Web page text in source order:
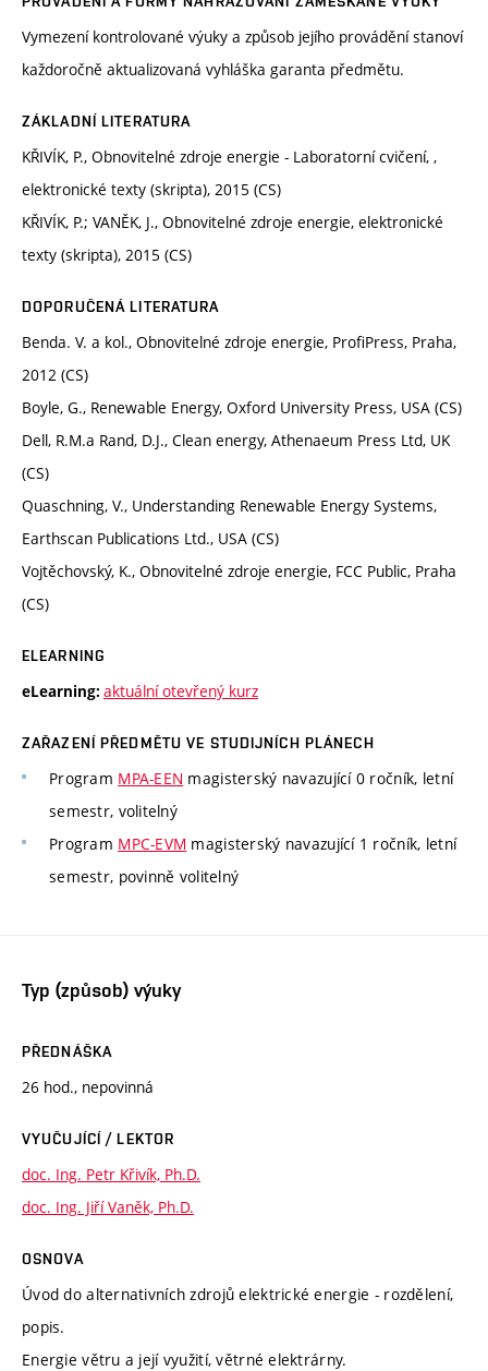
Vymezení kontrolované výuky a způsob jejího provádění stanoví
každoročně aktualizovaná vyhláška garanta předmětu.
ZÁKLADNÍ LITERATURA
KŘIVÍK, P., Obnovitelné zdroje energie - Laboratorní cvičení, ,
elektronické texty (skripta), 2015 (CS)
KŘIVÍK, P.; VANĚK, J., Obnovitelné zdroje energie, elektronické
texty (skripta), 2015 (CS)
DOPORUČENÁ LITERATURA
Benda. V. a kol., Obnovitelné zdroje energie, ProfiPress, Praha,
2012 (CS)
Boyle, G., Renewable Energy, Oxford University Press, USA (CS)
Dell, R.M.a Rand, D.J., Clean energy, Athenaeum Press Ltd, UK
(CS)
Quaschning, V., Understanding Renewable Energy Systems,
Earthscan Publications Ltd., USA (CS)
Vojtěchovský, K., Obnovitelné zdroje energie, FCC Public, Praha
(CS)
ELEARNING
eLearning: aktuální otevřený kurz
ZAŘAZENÍ PŘEDMĚTU VE STUDIJNÍCH PLÁNECH
Program MPA-EEN magisterský navazující 0 ročník, letní
semestr, volitelný
Program MPC-EVM magisterský navazující 1 ročník, letní
semestr, povinně volitelný
Typ (způsob) výuky
PŘEDNÁŠKA
26 hod., nepovinná
VYUČUJÍCÍ / LEKTOR
doc. Ing. Petr Křivík, Ph.D.
doc. Ing. Jiří Vaněk, Ph.D.
OSNOVA
Úvod do alternativních zdrojů elektrické energie - rozdělení,
popis.
Energie větru a její využití, větrné elektrárny.